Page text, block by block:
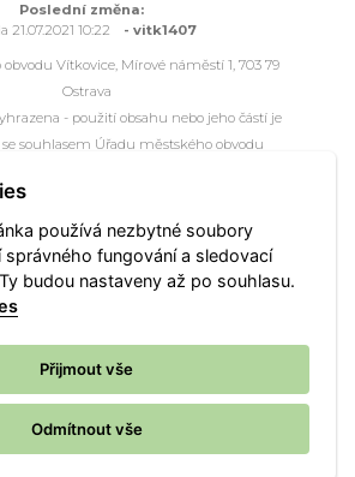
Poslední změna:
21.07.2021 10:22
- vitk1407
Vítkovice, Mírové náměstí 1, 703 79
Ostrava
- použití obsahu nebo jeho částí je
souhlasem Úřadu městského obvodu
jsou ve správě společnosti
Přístupnost Kontakt Webmaster
Nastavení cookies
používá nezbytné soubory
správného fungování a sledovací
budou nastaveny až po souhlasu.
Přijmout vše
Odmítnout vše